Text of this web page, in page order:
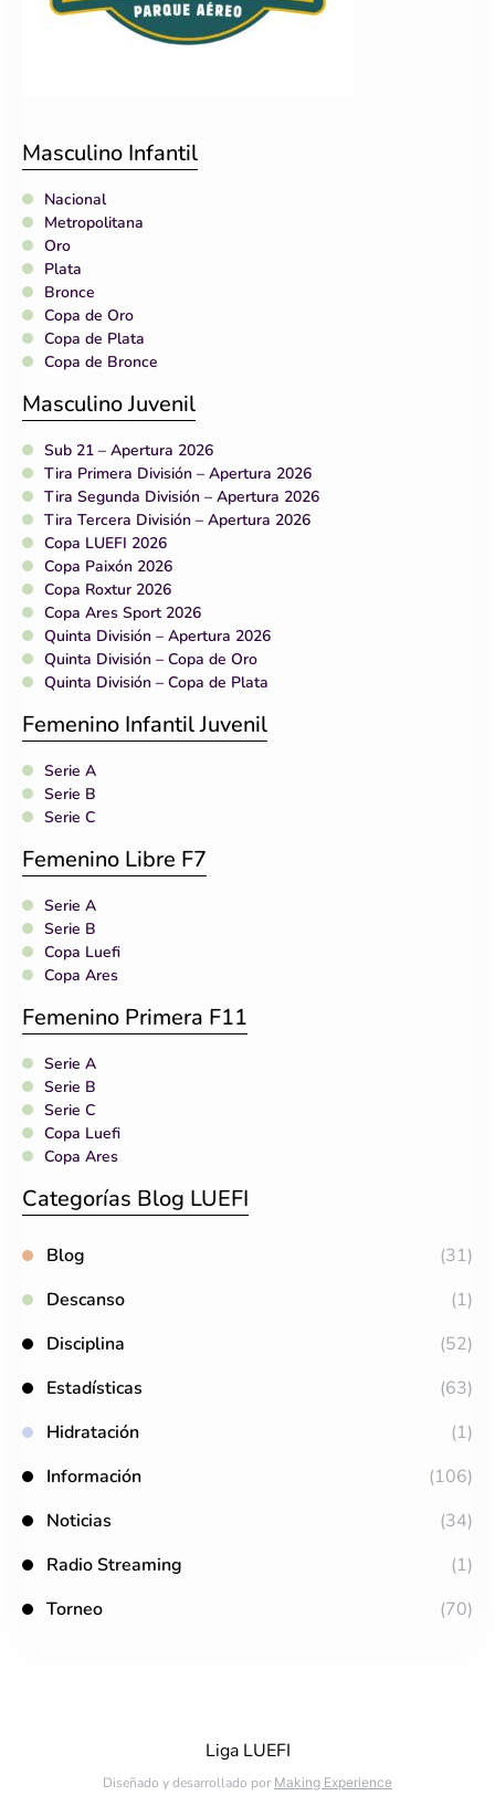
Masculino Infantil
Nacional
Metropolitana
Oro
Plata
Bronce
Copa de Oro
Copa de Plata
Copa de Bronce
Masculino Juvenil
Sub 21 – Apertura 2026
Tira Primera División – Apertura 2026
Tira Segunda División – Apertura 2026
Tira Tercera División – Apertura 2026
Copa LUEFI 2026
Copa Paixón 2026
Copa Roxtur 2026
Copa Ares Sport 2026
Quinta División – Apertura 2026
Quinta División – Copa de Oro
Quinta División – Copa de Plata
Femenino Infantil Juvenil
Serie A
Serie B
Serie C
Femenino Libre F7
Serie A
Serie B
Copa Luefi
Copa Ares
Femenino Primera F11
Serie A
Serie B
Serie C
Copa Luefi
Copa Ares
Categorías Blog LUEFI
Blog
(31)
Descanso
(1)
Disciplina
(52)
Estadísticas
(63)
Hidratación
(1)
Información
(106)
Noticias
(34)
Radio Streaming
(1)
Torneo
(70)
Liga LUEFI
Diseñado y desarrollado por Making Experience